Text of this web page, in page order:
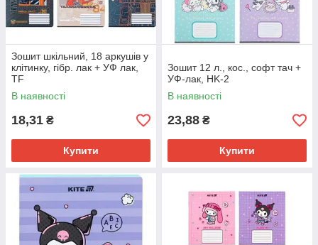
Зошит шкільний, 18 аркушів у
клітинку, гібр. лак + УФ лак,
TF
В наявності
18,31 ₴
Купити
Зошит 12 л., кос., софт тач +
УФ-лак, HK-2
В наявності
23,88 ₴
Купити